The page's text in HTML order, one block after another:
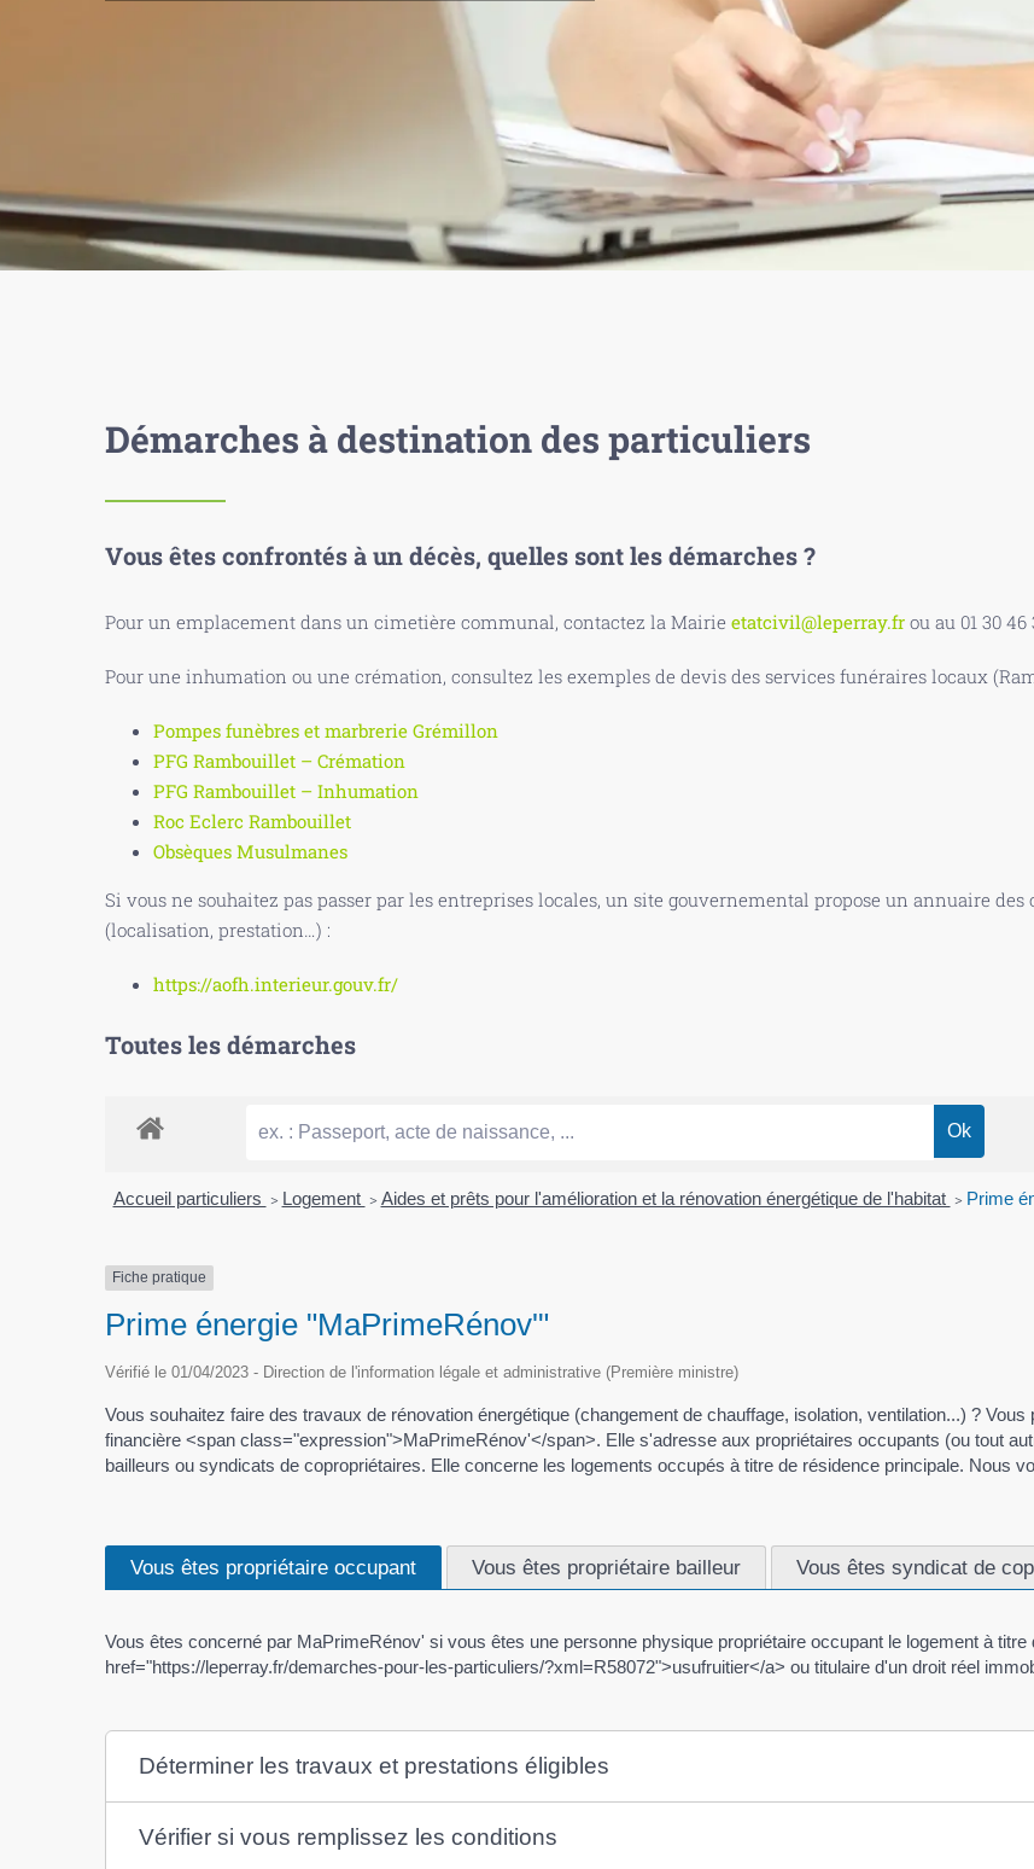
Démarches à destination des particuliers
Vous êtes confrontés à un décès, quelles sont les démarches ?
Pour un emplacement dans un cimetière communal, contactez la Mairie etatcivil@leperray.fr ou au 01 30 46
Pour une inhumation ou une crémation, consultez les exemples de devis des services funéraires locaux
Pompes funèbres et marbrerie Grémillon
PFG Rambouillet – Crémation
PFG Rambouillet – Inhumation
Roc Eclerc Rambouillet
Obsèques Musulmanes
Si vous ne souhaitez pas passer par les entreprises locales, un site gouvernemental propose un annuaire
(localisation, prestation…) :
https://aofh.interieur.gouv.fr/
Toutes les démarches
Accueil particuliers > Logement > Aides et prêts pour l'amélioration et la rénovation énergétique de l'habitat > Prime
Fiche pratique
Prime énergie "MaPrimeRénov'"
Vérifié le 01/04/2023 - Direction de l'information légale et administrative (Première ministre)
Vous souhaitez faire des travaux de rénovation énergétique (changement de chauffage, isolation, ventilation...) ?
financière <span class="expression">MaPrimeRénov'</span>. Elle s'adresse aux propriétaires occupants (ou tout
bailleurs ou syndicats de copropriétaires. Elle concerne les logements occupés à titre de résidence principale. Nous
Vous êtes propriétaire occupant Vous êtes propriétaire bailleur Vous êtes syndicat de
Vous êtes concerné par MaPrimeRénov' si vous êtes une personne physique propriétaire occupant le logement à
href="https://leperray.fr/demarches-pour-les-particuliers/?xml=R58072">usufruitier</a> ou titulaire d'un droit réel
Déterminer les travaux et prestations éligibles
Vérifier si vous remplissez les conditions